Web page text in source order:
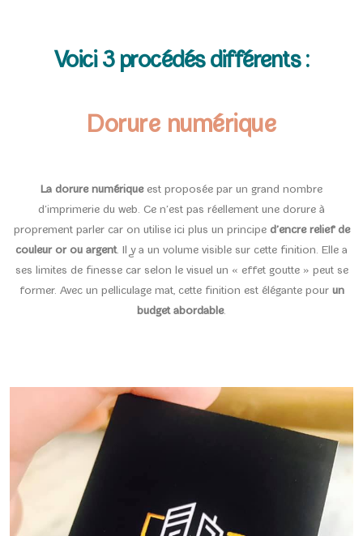
Voici 3 procédés différents :
Dorure numérique
La dorure numériqueest proposée par un grand nombre
d’imprimerie du web. Ce n’est pas réellement une dorure à
proprement parler car on utilise ici plus un principe d’encre relief de
couleur or ou argent. Il y a un volume visible sur cette finition. Elle a
ses limites de finesse car selon le visuel un « effet goutte » peut se
former. Avec un pelliculage mat, cette finition est élégante pour un
budget abordable.